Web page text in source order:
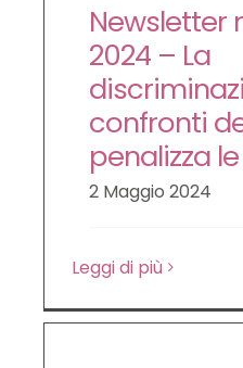
Newsletter
2024 – La
confronti
penalizza
2 Maggio 2024
Leggi di più